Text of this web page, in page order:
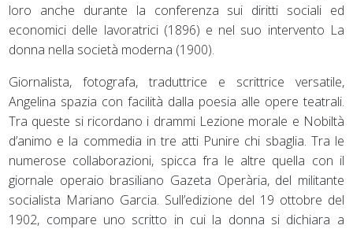
loro anche durante la conferenza sui diritti sociali ed
economici delle lavoratrici (1896) e nel suo intervento La
donna nella società moderna (1900).
Giornalista, fotografa, traduttrice e scrittrice versatile,
Angelina spazia con facilità dalla poesia alle opere teatrali.
Tra queste si ricordano i drammi Lezione morale e Nobiltà
d’animo e la commedia in tre atti Punire chi sbaglia. Tra le
numerose collaborazioni, spicca fra le altre quella con il
giornale operaio brasiliano Gazeta Operària, del militante
socialista Mariano Garcia. Sull’edizione del 19 ottobre del
1902, compare uno scritto in cui la donna si dichiara a